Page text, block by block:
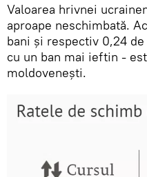
Valoarea hrivnei
aproape neschimbată.
bani și respectiv 0,24
cu un ban mai ieftin -
moldovenești.